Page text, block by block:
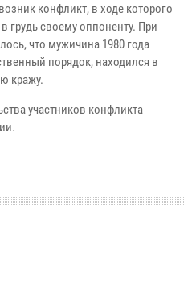
конфликт, в ходе которого
грудь своему оппоненту. При
что мужичина 1980 года
порядок, находился в
кражу.
участников конфликта